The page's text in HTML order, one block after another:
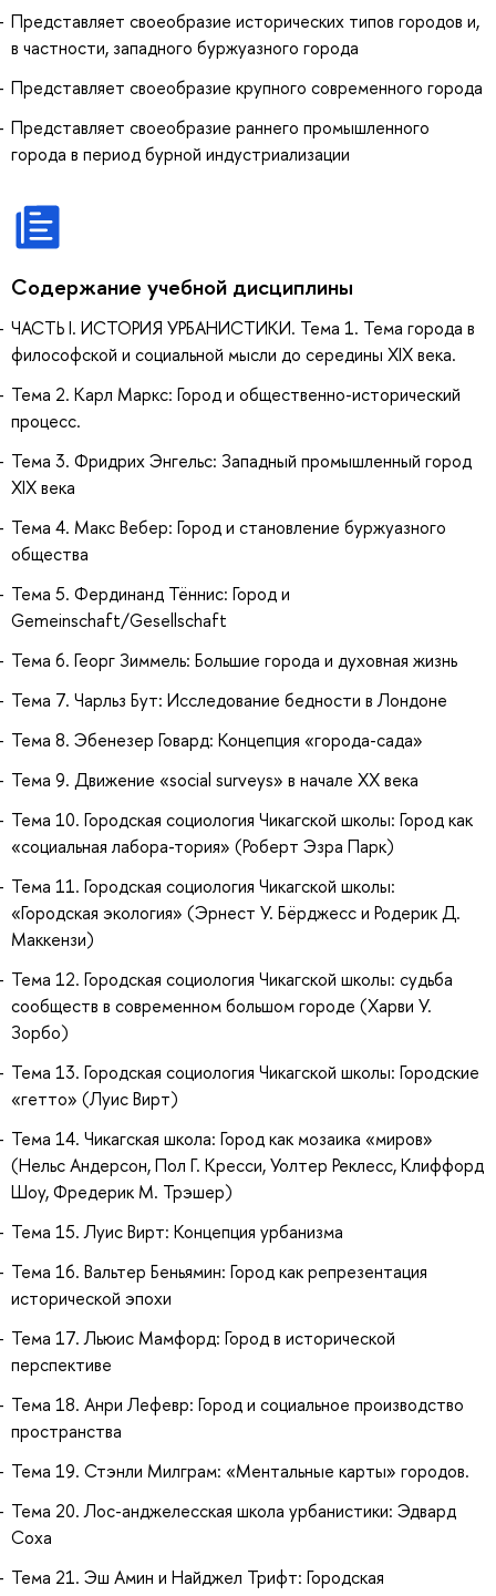
Представляет своеобразие исторических типов городов и,
в частности, западного буржуазного города
Представляет своеобразие крупного современного города
Представляет своеобразие раннего промышленного
города в период бурной индустриализации
Содержание учебной дисциплины
ЧАСТЬ I. ИСТОРИЯ УРБАНИСТИКИ. Тема 1. Тема города в
философской и социальной мысли до середины XIX века.
Тема 2. Карл Маркс: Город и общественно-исторический
процесс.
Тема 3. Фридрих Энгельс: Западный промышленный город
XIX века
Тема 4. Макс Вебер: Город и становление буржуазного
общества
Тема 5. Фердинанд Тённис: Город и
Gemeinschaft/Gesellschaft
Тема 6. Георг Зиммель: Большие города и духовная жизнь
Тема 7. Чарльз Бут: Исследование бедности в Лондоне
Тема 8. Эбенезер Говард: Концепция «города-сада»
Тема 9. Движение «social surveys» в начале ХХ века
Тема 10. Городская социология Чикагской школы: Город как
«социальная лабора-тория» (Роберт Эзра Парк)
Тема 11. Городская социология Чикагской школы:
«Городская экология» (Эрнест У. Бёрджесс и Родерик Д.
Маккензи)
Тема 12. Городская социология Чикагской школы: судьба
сообществ в современном большом городе (Харви У.
Зорбо)
Тема 13. Городская социология Чикагской школы: Городские
«гетто» (Луис Вирт)
Тема 14. Чикагская школа: Город как мозаика «миров»
(Нельс Андерсон, Пол Г. Кресси, Уолтер Реклесс, Клиффорд
Шоу, Фредерик М. Трэшер)
Тема 15. Луис Вирт: Концепция урбанизма
Тема 16. Вальтер Беньямин: Город как репрезентация
исторической эпохи
Тема 17. Льюис Мамфорд: Город в исторической
перспективе
Тема 18. Анри Лефевр: Город и социальное производство
пространства
Тема 19. Стэнли Милграм: «Ментальные карты» городов.
Тема 20. Лос-анджелесская школа урбанистики: Эдвард
Соха
Тема 21. Эш Амин и Найджел Трифт: Городская